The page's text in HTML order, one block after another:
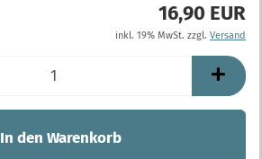
16,90 EUR
inkl. 19% MwSt. zzgl. Versand
In den Warenkorb